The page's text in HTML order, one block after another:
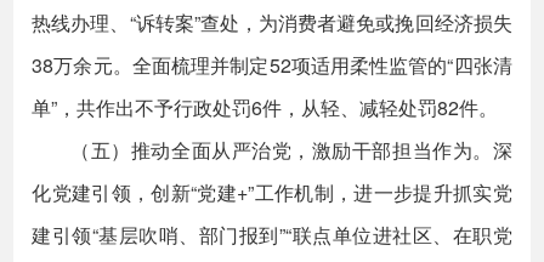
热线办理、“诉转案”查处，为消费者避免或挽回经济损失
38万余元。全面梳理并制定52项适用柔性监管的“四张清
单”，共作出不予行政处罚6件，从轻、减轻处罚82件。
（五）推动全面从严治党，激励干部担当作为。深
化党建引领，创新“党建+”工作机制，进一步提升抓实党
建引领“基层吹哨、部门报到”“联点单位进社区、在职党